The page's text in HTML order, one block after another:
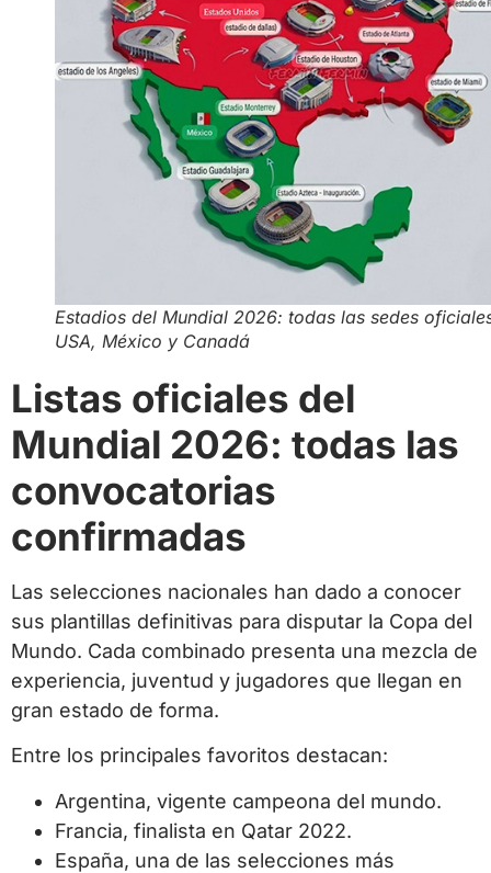
Estadios del Mundial 2026: todas las sedes
USA, México y Canadá
Listas oficiales del
Mundial 2026: todas las
convocatorias
confirmadas
Las selecciones nacionales han dado a conocer
sus plantillas definitivas para disputar la Copa del
Mundo. Cada combinado presenta una mezcla de
experiencia, juventud y jugadores que llegan en
gran estado de forma.
Entre los principales favoritos destacan:
Argentina, vigente campeona del mundo.
Francia, finalista en Qatar 2022.
España, una de las selecciones más